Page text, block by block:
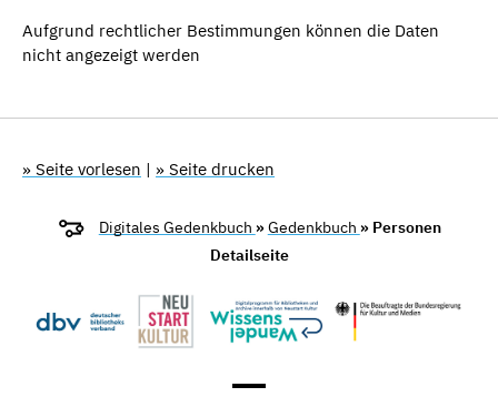
Aufgrund rechtlicher Bestimmungen können die Daten
nicht angezeigt werden
» Seite vorlesen | » Seite drucken
Digitales Gedenkbuch »Gedenkbuch » Personen
Detailseite